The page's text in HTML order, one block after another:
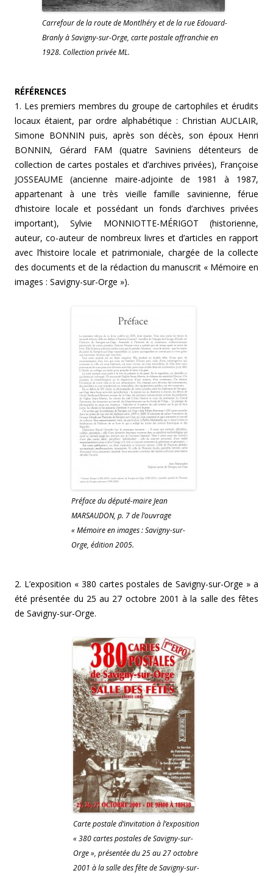
Carrefour de la route de Montlhéry et de la rue Edouard-
Branly à Savigny-sur-Orge, carte postale affranchie en
1928. Collection privée ML.
RÉFÉRENCES
1. Les premiers membres du groupe de cartophiles et érudits
locaux étaient, par ordre alphabétique : Christian AUCLAIR,
Simone BONNIN puis, après son décès, son époux Henri
BONNIN, Gérard FAM (quatre Saviniens détenteurs de
collection de cartes postales et d’archives privées), Françoise
JOSSEAUME (ancienne maire-adjointe de 1981 à 1987,
appartenant à une très vieille famille savinienne, férue
d’histoire locale et possédant un fonds d’archives privées
important), Sylvie MONNIOTTE-MÉRIGOT (historienne,
auteur, co-auteur de nombreux livres et d’articles en rapport
avec l’histoire locale et patrimoniale, chargée de la collecte
des documents et de la rédaction du manuscrit « Mémoire en
images : Savigny-sur-Orge »).
Préface du député-maire Jean
MARSAUDON, p. 7 de l’ouvrage
« Mémoire en images : Savigny-sur-
Orge, édition 2005.
2. L’exposition « 380 cartes postales de Savigny-sur-Orge » a
été présentée du 25 au 27 octobre 2001 à la salle des fêtes
de Savigny-sur-Orge.
Carte postale d’invitation à l’exposition
« 380 cartes postales de Savigny-sur-
Orge », présentée du 25 au 27 octobre
2001 à la salle des fête de Savigny-sur-